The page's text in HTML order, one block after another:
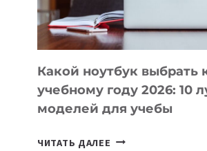
БЕЗ
СЛОЖНОГО
КОДА
Какой ноутбук выбрать
учебному году 2026: 10
моделей для учебы
ЧИТАТЬ ДАЛЕЕ КАКОЙ